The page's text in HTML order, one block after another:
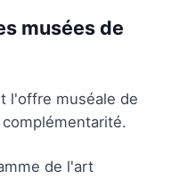
musées de
l'offre muséale de
de l'art